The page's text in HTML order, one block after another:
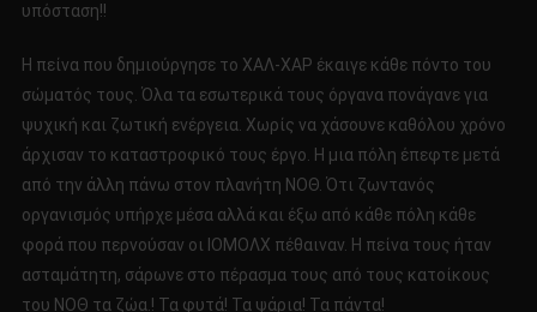
υπόσταση!!
Η πείνα που δημιούργησε το ΧΑΛ-ΧΑΡ έκαιγε κάθε πόντο του
σώματός τους. Όλα τα εσωτερικά τους όργανα πονάγανε για
ψυχική και ζωτική ενέργεια. Χωρίς να χάσουνε καθόλου χρόνο
άρχισαν το καταστροφικό τους έργο. Η μια πόλη έπεφτε μετά
από την άλλη πάνω στον πλανήτη ΝΟΘ. Ότι ζωντανός
οργανισμός υπήρχε μέσα αλλά και έξω από κάθε πόλη κάθε
φορά που περνούσαν οι ΙΟΜΟΛΧ πέθαιναν. Η πείνα τους ήταν
ασταμάτητη, σάρωνε στο πέρασμα τους από τους κατοίκους
του ΝΟΘ τα ζώα.! Τα φυτά! Τα ψάρια! Τα πάντα!